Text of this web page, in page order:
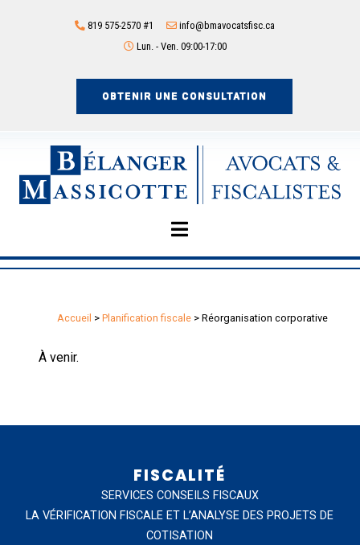
819 575-2570 #1
info@bmavocatsfisc.ca
Lun. - Ven. 09:00-17:00
OBTENIR UNE CONSULTATION
Accueil > Planification fiscale> Réorganisation corporative
À venir.
FISCALITÉ
SERVICES CONSEILS FISCAUX
LA VÉRIFICATION FISCALE ET L’ANALYSE DES PROJETS DE
COTISATION